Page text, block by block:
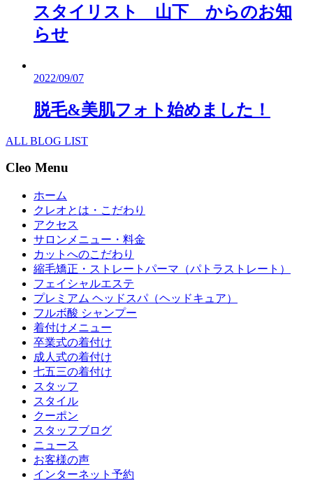
スタイリスト 山下 からのお知
らせ
2022/09/07
脱毛&美肌フォト始めました！
ALL BLOG LIST
Cleo Menu
ホーム
クレオとは・こだわり
アクセス
サロンメニュー・料金
カットへのこだわり
縮毛矯正・ストレートパーマ（パトラストレート）
フェイシャルエステ
プレミアム ヘッドスパ（ヘッドキュア）
フルボ酸 シャンプー
着付けメニュー
卒業式の着付け
成人式の着付け
七五三の着付け
スタッフ
スタイル
クーポン
スタッフブログ
ニュース
お客様の声
インターネット予約